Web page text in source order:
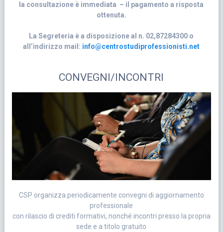
la consultazione è immediata – il pagamento a risposta
ottenuta.
La Segreteria è a disposizione al n. 02,87284300 o
all’indirizzo mail: info@centrostudiprofessionisti.net
CONVEGNI/INCONTRI
CSP organizza periodicamente convegni di aggiornamento
professionale
con rilascio di crediti formativi, nonché incontri presso la propria
sede e a titolo gratuito